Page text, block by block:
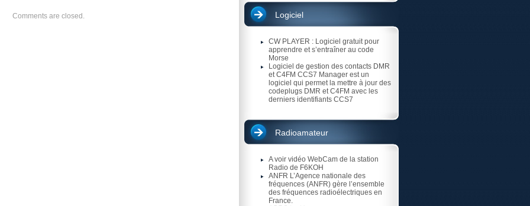
Comments are closed. Logiciel
CW PLAYER : Logiciel gratuit pour
apprendre et s’entraîner au code
Morse
Logiciel de gestion des contacts DMR
et C4FM CCS7 Manager est un
logiciel qui permet la mettre à jour des
codeplugs DMR et C4FM avec les
derniers identifiants CCS7
Radioamateur
A voir vidéo WebCam de la station
Radio de F6KOH
ANFR L’Agence nationale des
fréquences (ANFR) gère l’ensemble
des fréquences radioélectriques en
France.